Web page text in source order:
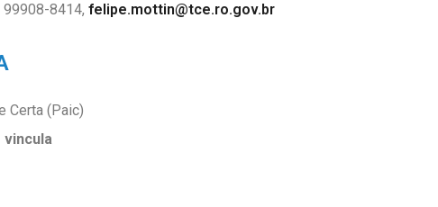
99908-8414, felipe.mottin@tce.ro.gov.br
Certa (Paic)
vincula